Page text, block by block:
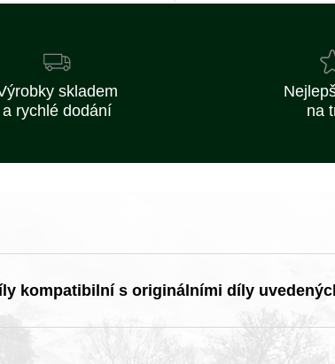
skladem
a rychlé dodání
na
kompatibilní s originálními díly